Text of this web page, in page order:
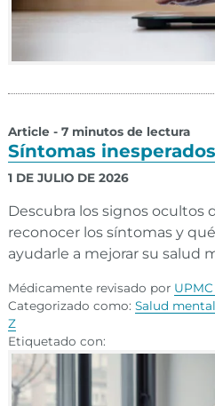
Article - 7 minutos de lectura
Síntomas
1 DE JULIO DE 2026
Descubra los signos ocultos
reconocer los síntomas y
ayudarle a mejorar su salud
Médicamente revisado por
Categorizado como: Salud mental
Z
Etiquetado con: